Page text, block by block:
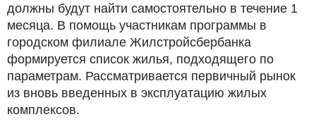
должны будут найти самостоятельно в течение 1
месяца. В помощь участникам программы в
городском филиале Жилстройсбербанка
формируется список жилья, подходящего по
параметрам. Рассматривается первичный рынок
из вновь введенных в эксплуатацию жилых
комплексов.